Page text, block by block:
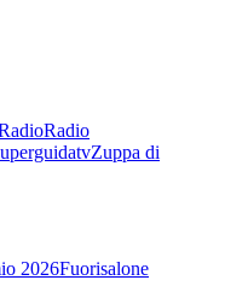
Radio
Zuppa di
2026Fuorisalone